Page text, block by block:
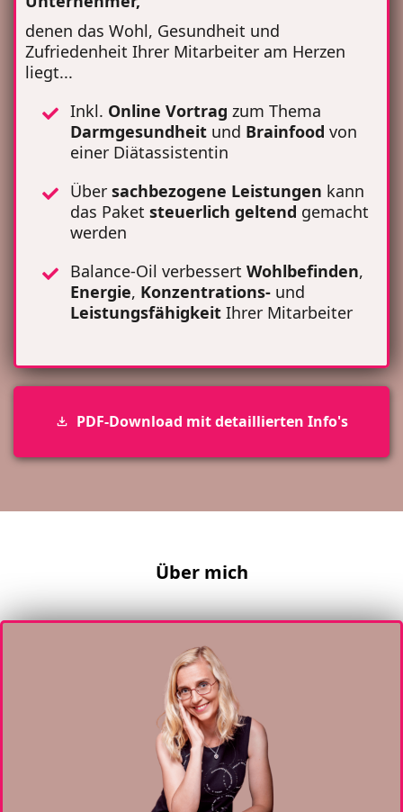
denen das Wohl, Gesundheit und
Zufriedenheit Ihrer Mitarbeiter am Herzen
liegt...
Inkl. Online Vortrag zum Thema
Darmgesundheit und Brainfood von
einer Diätassistentin
Über sachbezogene Leistungen kann
das Paket steuerlich geltend gemacht
werden
Balance-Oil verbessert Wohlbefinden,
Energie, Konzentrations- und
Leistungsfähigkeit Ihrer Mitarbeiter
PDF-Download mit detaillierten Info's
Über mich